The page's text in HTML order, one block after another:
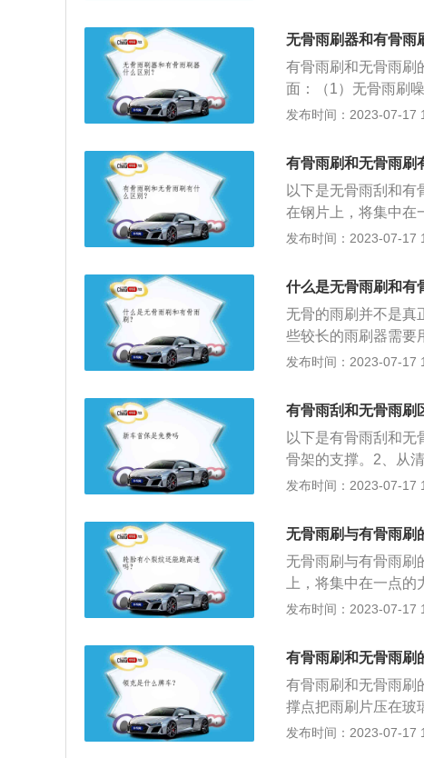
可以使雨刷和玻璃有
好的刮水效果。有
是大物件，可以有效
无骨雨刷器和有骨雨
有骨雨刷和无骨雨刷
面：（1）无骨雨刷
多。（2）在控制噪
计，安装起来简直是
雨刷的介绍：1、有
雨刷。（2）在使用
磨擦的噪音，不易刮
形且带有平顺的弧度
发布时间：2023-07-17
有骨雨刷和无骨雨刷
以下是无骨雨刮和有
在钢片上，将集中在
架上的若干支撑点把
璃贴合更紧密，且无
命比有骨雨刷长。有
整条雨刮与玻璃的贴
音。3、工作条件方
雨刮臂和大功率雨刮
发布时间：2023-07-17
什么是无骨雨刷和有
无骨的雨刷并不是真
些较长的雨刷器需要
接，强度高且不易变
接将力作用在钢片上
受力；有骨雨刷是
的各个支撑点的压力
构简单，重量又轻，
压条传递下来，所以
发布时间：2023-07-17
有骨雨刮和无骨雨刷
以下是有骨雨刮和
骨架的支撑。2、从
本身来加压，等于整
的磨损度降到最低水
雨刷钢片更好一些
性，所以使用寿命比
发布时间：2023-07-17
无骨雨刷与有骨雨刷
无骨雨刷与有骨雨刷
上，将集中在一点
的若干支撑点把雨刮
机；有骨雨刷不需要
弧形的玻璃贴合更
力分布不均匀，整条
方刮不干净，玻璃与
发布时间：2023-07-17
有骨雨刷和无骨雨刷
有骨雨刷和无骨雨刷
撑点把雨刷片压在玻
上，将集中在一点的
发布时间：2023-07-17